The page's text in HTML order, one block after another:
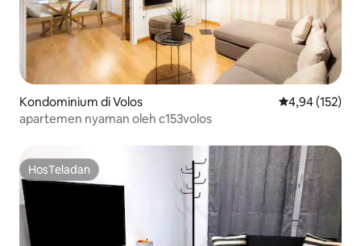
Kondominium di Volos Nilai rata-rata
4,94 (152)
apartemen nyaman oleh c153volos
HosTeladan
HosTeladan